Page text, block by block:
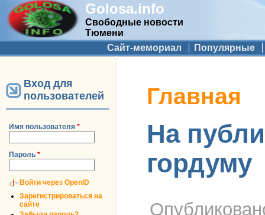
Golosa.info
Свободные новости
Тюмени
Дополнительное меню
Сайт-мемориал Популярные
Вход для
пользователей
Имя пользователя *
Пароль *
Войти через OpenID
Зарегистрироваться на
сайте
Вы здесь
Главная
На
гордуму